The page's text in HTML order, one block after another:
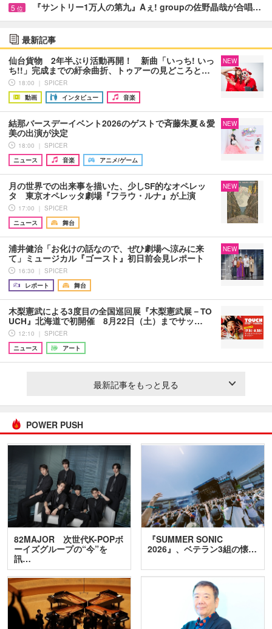
5 位 『サントリー1万人の第九』Aぇ! groupの佐野晶哉が合唱…
最新記事
仙台貨物 2年半ぶり活動再開！ 新曲「いっち! いっ
ち!!」完成までの紆余曲折、トゥアーの見どころと…
18:00 ｜ SPICER
動画
インタビュー 音楽
NEW
結那バースデーイベント2026のゲストで斉藤朱夏＆愛
美の出演が決定
18:00 ｜ SPICER
ニュース
音楽 アニメ/ゲーム
NEW
月の世界での出来事を描いた、少しSF的なオペレッ
タ 東京オペレッタ劇場『フラウ・ルナ』が上演
17:00 ｜ SPICER
ニュース
舞台
NEW
浦井健治「お化けの話なので、ぜひ劇場へ涼みに来
て」ミュージカル『ゴースト』初日前会見レポート
16:30 ｜ SPICER
レポート
舞台
NEW
木梨憲武による3度目の全国巡回展『木梨憲武展－TO
UCH』北海道で初開催 8月22日（土）までサッ…
12:10 ｜ SPICER
ニュース
アート
最新記事をもっと見る
POWER PUSH
82MAJOR 次世代K-POPボ
ーイズグループの“今”を
訊…
『SUMMER SONIC
2026』、ベテラン3組の懐…